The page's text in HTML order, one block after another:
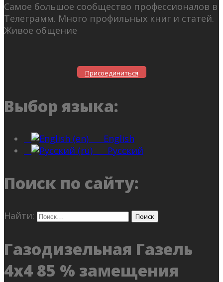
Самое большое сообщество профессионалов в
Телеграмм. Много профильных книг и статей.
Живое общение
Присоединиться
Выбор языка:
English
Русский
Поиск по сайту:
Найти:
Газодизельная Газель
4х4 85 % замещения